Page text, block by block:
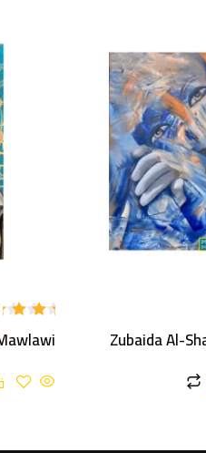
Zubaida Al-
التقي
يم
من 5